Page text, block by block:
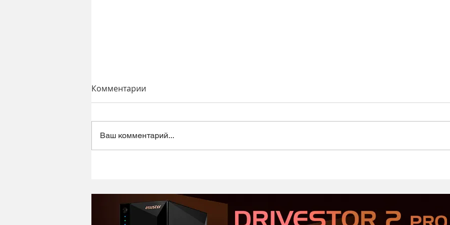
микрофон в ретро корпусе
Serious Sam: Shatterverse в
и
Комментарии
Ваш комментарий...